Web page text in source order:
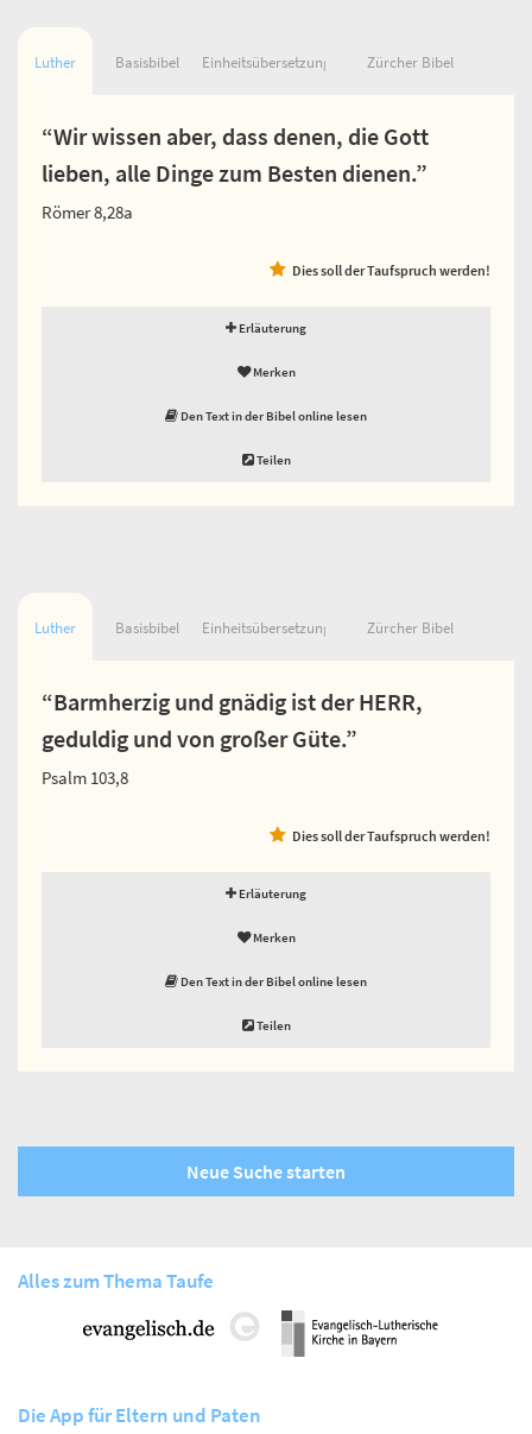
Luther Basisbibel Einheitsübersetzung Zürcher Bibel
“Wir wissen aber, dass denen, die Gott
lieben, alle Dinge zum Besten dienen.”
Römer 8,28a
Dies soll der Taufspruch werden!
Erläuterung
Merken
Den Text in der Bibel online lesen
Teilen
Luther Basisbibel Einheitsübersetzung Zürcher Bibel
“Barmherzig und gnädig ist der HERR,
geduldig und von großer Güte.”
Psalm 103,8
Dies soll der Taufspruch werden!
Erläuterung
Merken
Den Text in der Bibel online lesen
Teilen
Neue Suche starten
Alles zum Thema Taufe
Die App für Eltern und Paten